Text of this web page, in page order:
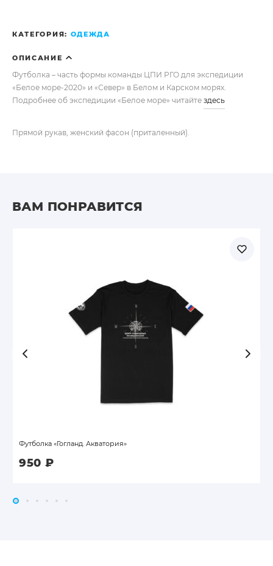
КАТЕГОРИЯ: ОДЕЖДА
ОПИСАНИЕ
Футболка – часть формы команды ЦПИ РГО для экспедиции
«Белое море-2020» и «Север» в Белом и Карском морях.
Подробнее об экспедиции «Белое море» читайте здесь
Прямой рукав, женский фасон (приталенный).
ВАМ ПОНРАВИТСЯ
Футболка «Гогланд. Акватория»
950 ₽